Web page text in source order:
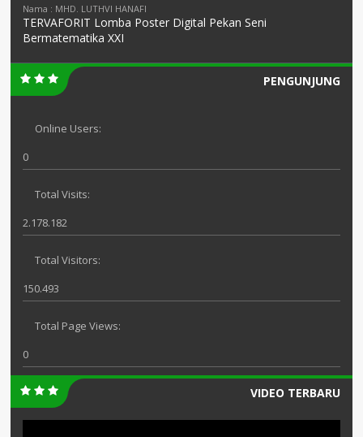
Nama : MHD. LUTHVI HANAFI
TERVAFORIT Lomba Poster Digital Pekan Seni
Bermatematika XXI
PENGUNJUNG
Online Users:
0
Total Visits:
2.178.182
Total Visitors:
150.493
Total Page Views:
0
VIDEO TERBARU